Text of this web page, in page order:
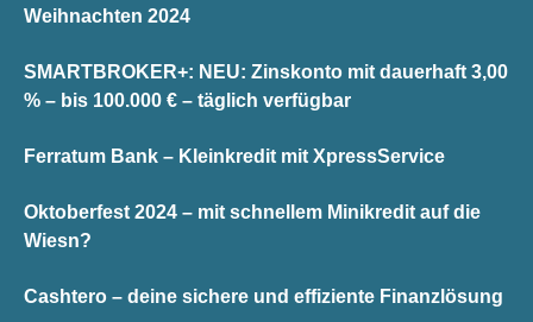
Weihnachten 2024
SMARTBROKER+: NEU: Zinskonto mit dauerhaft 3,00
% – bis 100.000 € – täglich verfügbar
Ferratum Bank – Kleinkredit mit XpressService
Oktoberfest 2024 – mit schnellem Minikredit auf die
Wiesn?
Cashtero – deine sichere und effiziente Finanzlösung